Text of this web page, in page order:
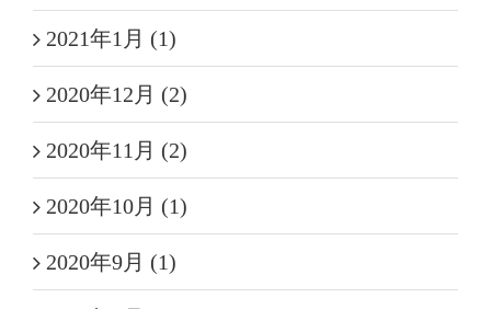
2021年1月 (1)
2020年12月 (2)
2020年11月 (2)
2020年10月 (1)
2020年9月 (1)